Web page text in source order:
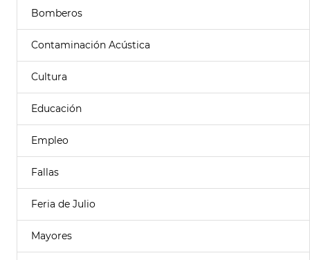
Bomberos
Contaminación Acústica
Cultura
Educación
Empleo
Fallas
Feria de Julio
Mayores